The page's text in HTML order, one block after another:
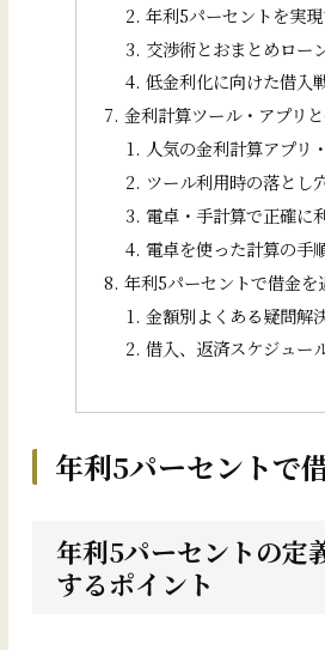
年利5パーセントを実
交渉術とおまとめロー
低金利化に向けた借入
金利計算ツール・アプリ
人気の金利計算アプリ
ツール利用時の落とし
電卓・手計算で正確に
電卓を使った計算の手
年利5パーセントで借金
金額別よくある疑問解
借入、返済スケジュー
年利5パーセントで
年利5パーセントの定
するポイント